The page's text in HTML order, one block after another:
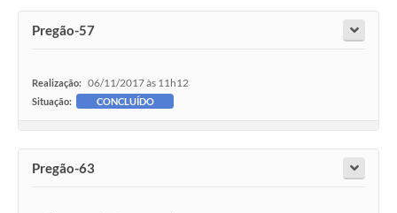
Pregão-57
Realização: 06/11/2017 às 11h12
Situação: CONCLUÍDO
Pregão-63